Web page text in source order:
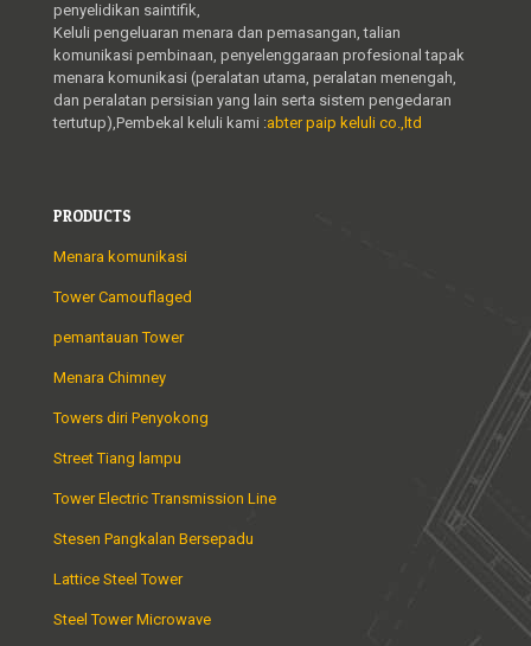
penyelidikan saintifik,
Keluli pengeluaran menara dan pemasangan, talian
komunikasi pembinaan, penyelenggaraan profesional tapak
menara komunikasi (peralatan utama, peralatan menengah,
dan peralatan persisian yang lain serta sistem pengedaran
tertutup),Pembekal keluli kami :abter paip keluli co.,ltd
PRODUCTS
Menara komunikasi
Tower Camouflaged
pemantauan Tower
Menara Chimney
Towers diri Penyokong
Street Tiang lampu
Tower Electric Transmission Line
Stesen Pangkalan Bersepadu
Lattice Steel Tower
Steel Tower Microwave